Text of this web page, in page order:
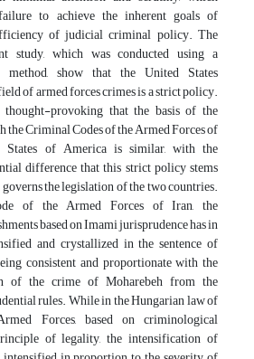
to achieve the inherent goals of
of judicial criminal policy. The
study, which was conducted using a
method, show that the United States
of armed forces crimes is a strict policy.
provoking that the basis of the
the Criminal Codes of the Armed Forces of
of America is similar, with the
difference that this strict policy stems
the legislation of the two countries.
of the Armed Forces of Iran, the
based on Imami jurisprudence has in
and crystallized in the sentence of
consistent and proportionate with the
of the crime of Moharebeh from the
rules. While in the Hungarian law of
Forces, based on criminological
of legality, the intensification of